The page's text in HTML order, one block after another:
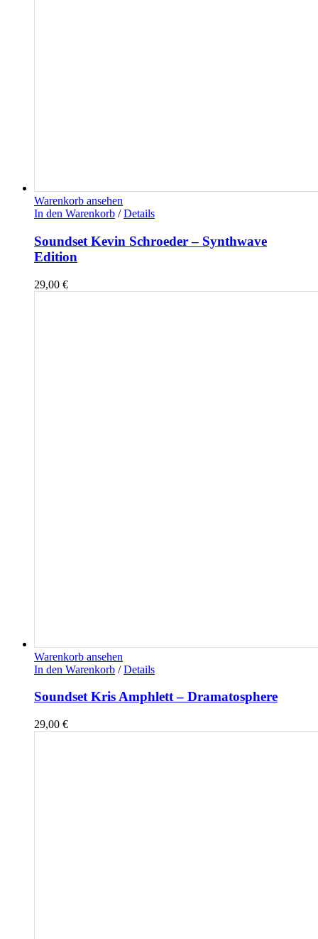
Warenkorb ansehen
In den Warenkorb / Details
Soundset Kevin Schroeder – Synthwave
Edition
29,00 €
Warenkorb ansehen
In den Warenkorb / Details
Soundset Kris Amphlett – Dramatosphere
29,00 €